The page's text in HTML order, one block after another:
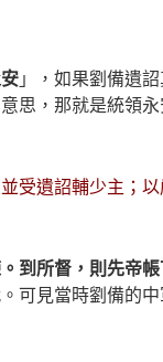
」，如果劉備遺
意思，那就是統領
遺詔輔少主；以
到所督，則先帝
可見當時劉備的